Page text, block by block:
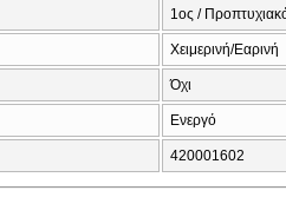
1ος /
Χειμερινή/Εαρινή
Όχι
Ενεργό
420001602